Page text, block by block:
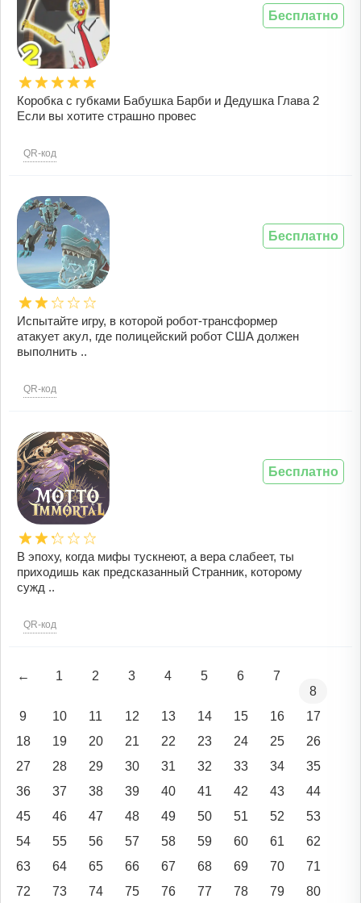
Коробка с губками Бабушка Барби и Дедушка Глава 2
Если вы хотите страшно провес
QR-код
Бесплатно
Испытайте игру, в которой робот-трансформер
атакует акул, где полицейский робот США должен
выполнить ..
QR-код
Бесплатно
В эпоху, когда мифы тускнеют, а вера слабеет, ты
приходишь как предсказанный Странник, которому
сужд ..
QR-код
Бесплатно
← 1 2 3 4 5 6
7
8
9
10 11 12 13 14 15 16
17
18
19 20 21 22 23 24 25
26
27
28 29 30 31 32 33 34
35
36
37 38 39 40 41 42 43
44
45
46 47 48 49 50 51 52
53
54
55 56 57 58 59 60 61
62
63
64 65 66 67 68 69 70
71
72
73 74 75 76 77 78 79 80